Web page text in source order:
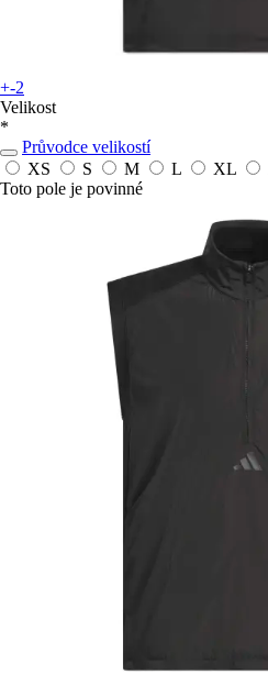
+-2
Velikost
*
Průvodce velikostí
XS
S M L XL
Toto pole je povinné